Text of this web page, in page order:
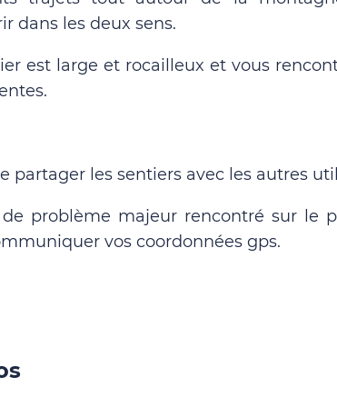
dans les deux sens.
est large et rocailleux et vous
partager les sentiers avec les autres
problème majeur rencontré sur le
vos coordonnées gps.